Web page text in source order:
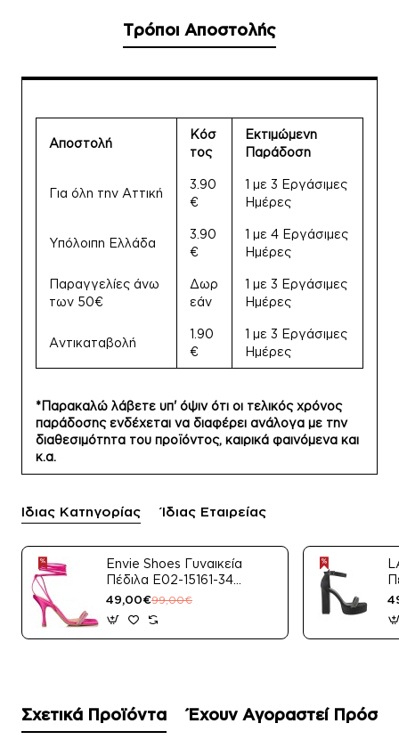
Τρόποι Αποστολής
Αποστολή
Κόσ
τος
Εκτιμώμενη
Παράδοση
Για όλη την Αττική
3.90
€
1 με 3 Εργάσιμες
Ημέρες
Υπόλοιπη Ελλάδα
3.90
€
1 με 4 Εργάσιμες
Ημέρες
Παραγγελίες άνω
των 50€
Δωρ
εάν
1 με 3 Εργάσιμες
Ημέρες
Αντικαταβολή
1.90
€
1 με 3 Εργάσιμες
Ημέρες
*Παρακαλώ λάβετε υπ' όψιν ότι οι τελικός χρόνος
παράδοσης ενδέχεται να διαφέρει ανάλογα με την
διαθεσιμότητα του προϊόντος, καιρικά φαινόμενα και
κ.α.
Ίδιας Κατηγορίας Ίδιας Εταιρείας
Envie Shoes Γυναικεία
Πέδιλα E02-15161-34
Μαύρο Satin
49,00€99,00€
Σχετικά Προϊόντα Έχουν Αγοραστεί